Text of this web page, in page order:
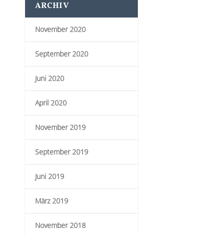
ARCHIV
November 2020
September 2020
Juni 2020
April 2020
November 2019
September 2019
Juni 2019
März 2019
November 2018